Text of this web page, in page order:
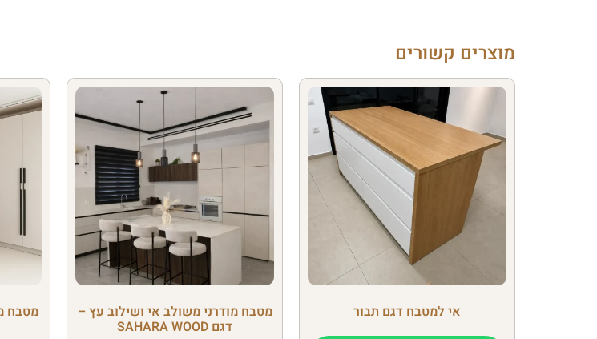
מוצרים קשורים
אי למטבח דגם תבור
מטבח מודרני משולב אי ושילוב עץ –
דגם SAHARA WOOD
מטבח